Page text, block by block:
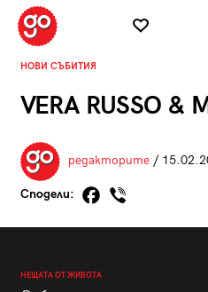
НОВИ СЪБИТИЯ
VERA RUSSO &
редакторите/
Сподели:
НЕЩАТА ОТ ЖИВОТА